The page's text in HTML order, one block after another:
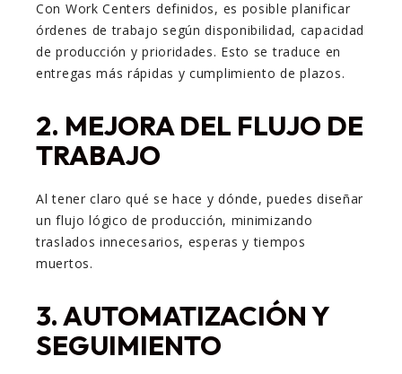
Con Work Centers definidos, es posible planificar
órdenes de trabajo según disponibilidad, capacidad
de producción y prioridades. Esto se traduce en
entregas más rápidas y cumplimiento de plazos.
2. MEJORA DEL FLUJO DE
TRABAJO
Al tener claro qué se hace y dónde, puedes diseñar
un flujo lógico de producción, minimizando
traslados innecesarios, esperas y tiempos
muertos.
3. AUTOMATIZACIÓN Y
SEGUIMIENTO